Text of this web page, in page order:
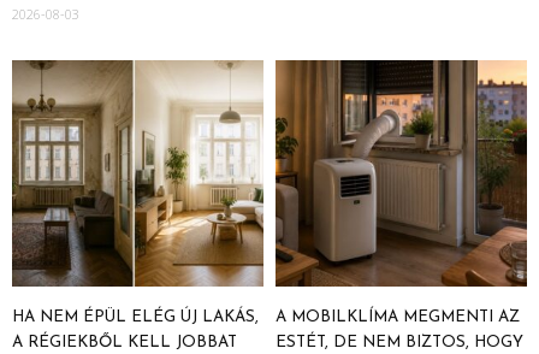
2026-08-03
HA NEM ÉPÜL ELÉG ÚJ LAKÁS,
A RÉGIEKBŐL KELL JOBBAT
A MOBILKLÍMA MEGMENTI AZ
ESTÉT, DE NEM BIZTOS, HOGY